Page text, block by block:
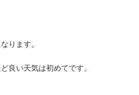
ります。
良い天気は初めてです。